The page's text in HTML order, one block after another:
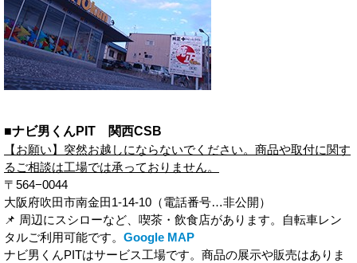
■ナビ男くんPIT 関西CSB
【お願い】突然お越しにならないでください。商品や取付に関す
るご相談は工場では承っておりません。
〒564−0044
大阪府吹田市南金田1-14-10（電話番号…非公開）
📌 周辺にスシローなど、喫茶・飲食店があります。自転車レン
タルご利用可能です。 Google MAP
ナビ男くんPITはサービス工場です。商品の展示や販売はありま